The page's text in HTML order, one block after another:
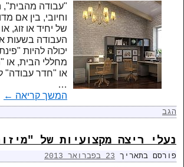
"עבודה מהבית",
וחיובי, בין אם
של יחיד או זוג,
העבודה בשעות
יכולה להיות
מחללי הבית,
או "חדר עבודה"
…
המשך קריאה ←
הגב
נעלי ריצה מקצועיות של
פורסם בתאריך 23 בפברואר 2013